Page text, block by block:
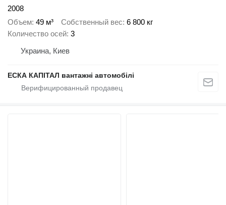
2008
Объем 49 м³ Собственный вес 6 800 кг
Количество осей 3
Украина, Киев
ЕСКА КАПІТАЛ вантажні автомобілі